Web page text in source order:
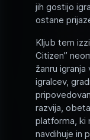
jih gostijo
ostane
Kljub tem
Citizen”
žanru
igralcev,
razvija,
platforma, ki
navdihuje in